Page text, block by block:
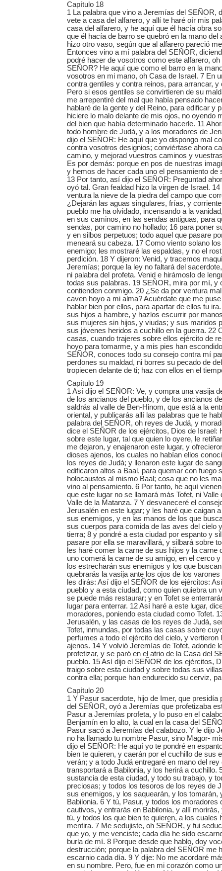
Capítulo 18
1 La palabra que vino a Jeremías del SEÑOR,
vete a casa del alfarero, y allí te haré oír mis
casa del alfarero, y he aquí que él hacía obra
que él hacía de barro se quebró en la mano del
hizo otro vaso, según que al alfarero pareció
Entonces vino a mí palabra del SEÑOR,
podré hacer de vosotros como este alfarero,
SEÑOR? He aquí que como el barro en la
vosotros en mi mano, oh Casa de Israel. 7 En
contra gentiles y contra reinos, para arrancar, y
Pero si esos gentiles se convirtieren de su
me arrepentiré del mal que había pensado
hablaré de la gente y del Reino, para edificar y
hiciere lo malo delante de mis ojos, no oyendo
del bien que había determinado hacerle. 11
todo hombre de Judá, y a los moradores de
dijo el SEÑOR: He aquí que yo dispongo mal
contra vosotros designios; conviértase ahora
camino, y mejorad vuestros caminos y
Es por demás: porque en pos de nuestras
y hemos de hacer cada uno el pensamiento de
13 Por tanto, así dijo el SEÑOR: Preguntad
oyó tal. Gran fealdad hizo la virgen de Israel.
ventura la nieve de la piedra del campo que
¿Dejarán las aguas singulares, frías, y
pueblo me ha olvidado, incensando a la
en sus caminos, en las sendas antiguas, para
sendas, por camino no hollado; 16 para poner
y en silbos perpetuos; todo aquel que pasare
meneará su cabeza. 17 Como viento solano
enemigo; les mostraré las espaldas, y no el
perdición. 18 Y dijeron: Venid, y tracemos
Jeremías; porque la ley no faltará del
ni palabra del profeta. Venid e hirámoslo de
todas sus palabras. 19 SEÑOR, mira por mí, y
contienden conmigo. 20 ¿Se da por ventura
caven hoyo a mi alma? Acuérdate que me
hablar bien por ellos, para apartar de ellos tu
sus hijos a hambre, y hazlos escurrir por
sus mujeres sin hijos, y viudas; y sus maridos
sus jóvenes heridos a cuchillo en la guerra. 22
casas, cuando trajeres sobre ellos ejército de
hoyo para tomarme, y a mis pies han
SEÑOR, conoces todo su consejo contra mí
perdones su maldad, ni borres su pecado de
tropiecen delante de ti; haz con ellos en el
Capítulo 19
1 Así dijo el SEÑOR: Ve, y compra una vasija
de los ancianos del pueblo, y de los ancianos
saldrás al valle de Ben-Hinom, que está a la
oriental, y publicarás allí las palabras que te
palabra del SEÑOR, oh reyes de Judá, y
dice el SEÑOR de los ejércitos, Dios de Israel:
sobre este lugar, tal que quien lo oyere, le
me dejaron, y enajenaron este lugar, y
dioses ajenos, los cuales no habían ellos
los reyes de Judá; y llenaron este lugar de
edificaron altos a Baal, para quemar con fuego
holocaustos al mismo Baal; cosa que no les
vino al pensamiento. 6 Por tanto, he aquí
que este lugar no se llamará más Tofet, ni Valle
Valle de la Matanza. 7 Y desvaneceré el
Jerusalén en este lugar; y les haré que caigan
sus enemigos, y en las manos de los que
sus cuerpos para comida de las aves del cielo
tierra; 8 y pondré a esta ciudad por espanto y
pasare por ella se maravillará, y silbará sobre
les haré comer la carne de sus hijos y la carne
uno comerá la carne de su amigo, en el cerco
los estrecharán sus enemigos y los que
quebrarás la vasija ante los ojos de los
les dirás: Así dijo el SEÑOR de los ejércitos:
pueblo y a esta ciudad, como quien quiebra un
se puede más restaurar; y en Tofet se
lugar para enterrar. 12 Así haré a este lugar,
moradores, poniendo esta ciudad como Tofet.
Jerusalén, y las casas de los reyes de Judá,
Tofet, inmundas, por todas las casas sobre
perfumes a todo el ejército del cielo, y vertieron
ajenos. 14 Y volvió Jeremías de Tofet, adonde
profetizar, y se paró en el atrio de la Casa del
pueblo. 15 Así dijo el SEÑOR de los ejércitos,
traigo sobre esta ciudad y sobre todas sus
contra ella; porque han endurecido su cerviz,
Capítulo 20
1 Y Pasur sacerdote, hijo de Imer, que presidía
del SEÑOR, oyó a Jeremías que profetizaba
Pasur a Jeremías profeta, y lo puso en el
Benjamín en lo alto, la cual en la casa del
Pasur sacó a Jeremías del calabozo. Y le dijo
no ha llamado tu nombre Pasur, sino Magor-
dijo el SEÑOR: He aquí yo te pondré en
bien te quieren, y caerán por el cuchillo de sus
verán; y a todo Judá entregaré en mano del rey
transportará a Babilonia, y los herirá a cuchillo.
sustancia de esta ciudad, y todo su trabajo, y
preciosas; y todos los tesoros de los reyes de
sus enemigos, y los saquearán, y los tomarán,
Babilonia. 6 Y tú, Pasur, y todos los moradores
cautivos, y entrarás en Babilonia, y allí
tú, y todos los que bien te quieren, a los cuales
mentira. 7 Me sedujiste, oh SEÑOR, y fui
que yo, y me venciste; cada día he sido
burla de mí. 8 Porque desde que hablo, doy
destrucción; porque la palabra del SEÑOR me
escarnio cada día. 9 Y dije: No me acordaré
en su nombre. Pero, fue en mi corazón como